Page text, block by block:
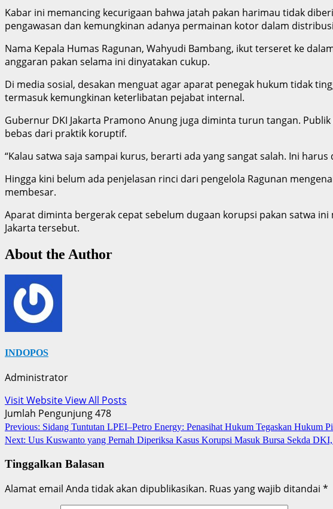
Kabar ini memancing kecurigaan bahwa jatah pakan harimau tidak
pengawasan dan kemungkinan adanya permainan kotor dalam
Nama Kepala Humas Ragunan, Wahyudi Bambang, ikut terseret ke
anggaran pakan selama ini dinyatakan cukup.
Di media sosial, desakan menguat agar aparat penegak hukum tidak
termasuk kemungkinan keterlibatan pejabat internal.
Gubernur DKI Jakarta Pramono Anung juga diminta turun tangan.
bebas dari praktik koruptif.
“Kalau satwa saja sampai kurus, berarti ada yang sangat salah. Ini
Hingga kini belum ada penjelasan rinci dari pengelola Ragunan
membesar.
Aparat diminta bergerak cepat sebelum dugaan korupsi pakan satwa
Jakarta tersebut.
About the Author
INDOPOS
Administrator
Visit WebsiteView All Posts
Jumlah Pengunjung478
Post
navigation
Previous: Sidang Tuntutan LPEI–Petro Energy: Penasihat Hukum Tegaskan Hukum
Next: Uus Kuswanto yang Pernah Diperiksa Kasus Korupsi Masuk Bursa Sekda
Tinggalkan Balasan
Alamat email Anda tidak akan dipublikasikan. Ruas yang wajib ditandai *